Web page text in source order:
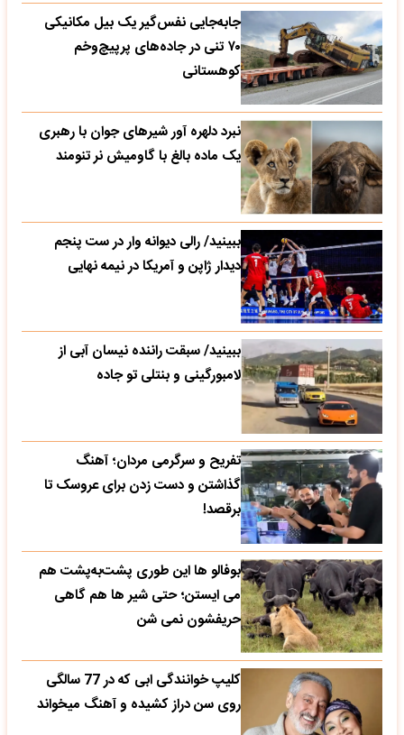
جابه‌جایی نفس‌گیر یک بیل مکانیکی
۷۰ تنی در جاده‌های پرپیچ‌وخم
کوهستانی
نبرد دلهره آور شیرهای جوان با رهبری
یک ماده بالغ با گاومیش نر تنومند
ببینید/ رالی دیوانه وار در ست پنجم
دیدار ژاپن و آمریکا در نیمه نهایی
ببینید/ سبقت راننده نیسان آبی از
لامبورگینی و بنتلی تو جاده
تفریح و سرگرمی مردان؛ آهنگ
گذاشتن و دست زدن برای عروسک تا
برقصد!
بوفالو ها این‌ طوری پشت‌به‌پشت هم
می‌ ایستن؛ حتی شیر ها هم گاهی
حریفشون نمی‌ شن
کلیپ خوانندگی ابی که در 77 سالگی
روی سن دراز کشیده و آهنگ میخواند